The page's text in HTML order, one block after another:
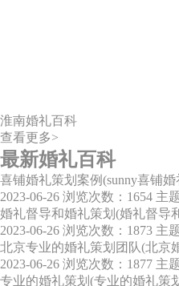
淮南婚礼百科
查看更多>
最新婚礼百科
喜铺婚礼策划案例(sunny喜铺
2023-06-26 浏览次数：1654 主
婚礼督导和婚礼策划(婚礼督导
2023-06-26 浏览次数：1873 主
北京专业的婚礼策划团队(北京
2023-06-26 浏览次数：1877 主
专业的婚礼策划(专业的婚礼策